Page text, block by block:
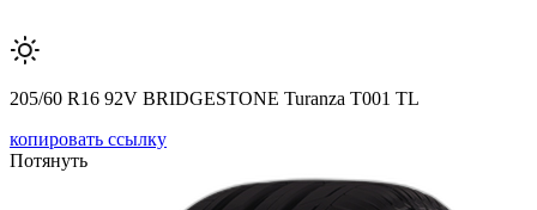
205/60 R16 92V BRIDGESTONE Turanza T001 TL
копировать ссылку
Потянуть